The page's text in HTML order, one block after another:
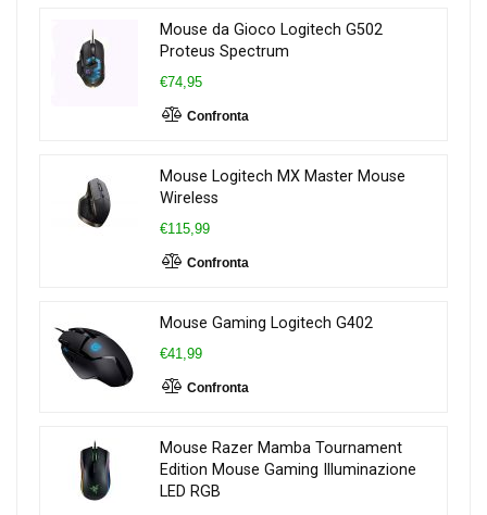
Mouse da Gioco Logitech G502
Proteus Spectrum
€74,95
Confronta
Mouse Logitech MX Master Mouse
Wireless
€115,99
Confronta
Mouse Gaming Logitech G402
€41,99
Confronta
Mouse Razer Mamba Tournament
Edition Mouse Gaming Illuminazione
LED RGB